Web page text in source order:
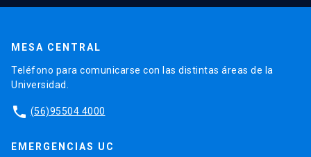
MESA CENTRAL
Teléfono para comunicarse con las distintas áreas de la
Universidad.
phone (56)95504 4000
EMERGENCIAS UC